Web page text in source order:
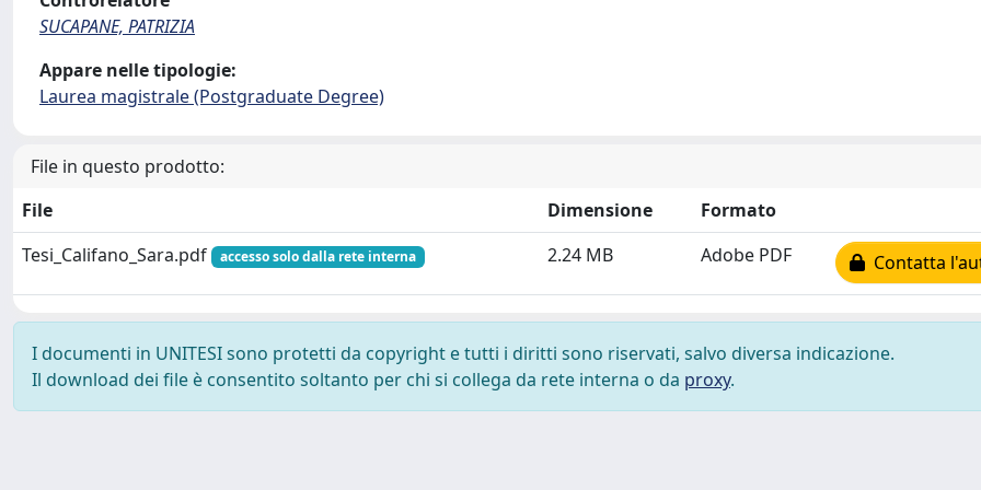
SUCAPANE, PATRIZIA
Appare nelle tipologie:
Laurea magistrale (Postgraduate Degree)
File in questo prodotto:
File
Dimensione
Formato
Tesi_Califano_Sara.pdf
accesso solo dalla rete interna 2.24 MB Adobe PDF Contatta
I documenti in UNITESI sono protetti da copyright e tutti i diritti sono riservati, salvo diversa indicazione.
Il download dei file è consentito soltanto per chi si collega da rete interna o da proxy.